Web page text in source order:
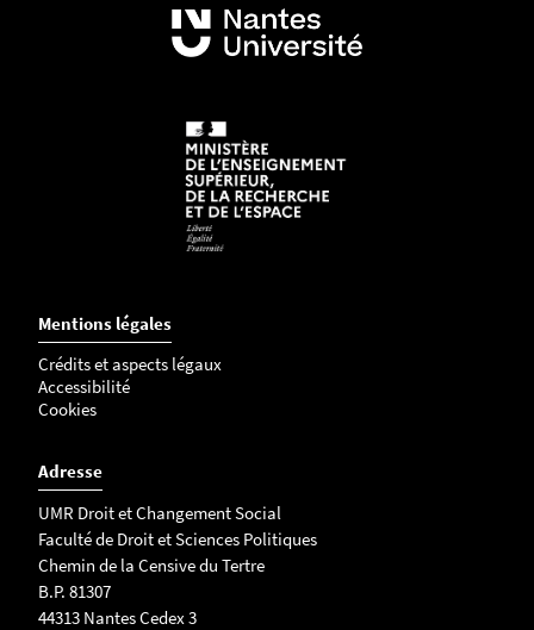
Mentions légales
Crédits et aspects légaux
Accessibilité
Cookies
Adresse
UMR Droit et Changement Social
Faculté de Droit et Sciences Politiques
Chemin de la Censive du Tertre
B.P. 81307
44313 Nantes Cedex 3